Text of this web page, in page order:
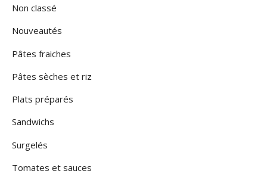
Non classé
Nouveautés
Pâtes fraiches
Pâtes sèches et riz
Plats préparés
Sandwichs
Surgelés
Tomates et sauces